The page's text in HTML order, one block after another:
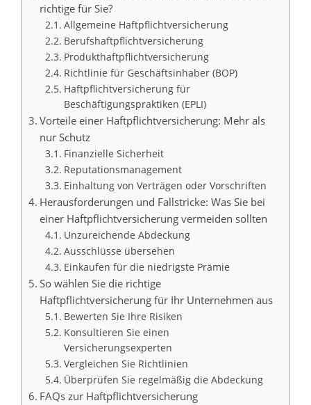
richtige für Sie?
Allgemeine Haftpflichtversicherung
Berufshaftpflichtversicherung
Produkthaftpflichtversicherung
Richtlinie für Geschäftsinhaber (BOP)
Haftpflichtversicherung für
Beschäftigungspraktiken (EPLI)
Vorteile einer Haftpflichtversicherung: Mehr als
nur Schutz
Finanzielle Sicherheit
Reputationsmanagement
Einhaltung von Verträgen oder Vorschriften
Herausforderungen und Fallstricke: Was Sie bei
einer Haftpflichtversicherung vermeiden sollten
Unzureichende Abdeckung
Ausschlüsse übersehen
Einkaufen für die niedrigste Prämie
So wählen Sie die richtige
Haftpflichtversicherung für Ihr Unternehmen aus
Bewerten Sie Ihre Risiken
Konsultieren Sie einen
Versicherungsexperten
Vergleichen Sie Richtlinien
Überprüfen Sie regelmäßig die Abdeckung
FAQs zur Haftpflichtversicherung